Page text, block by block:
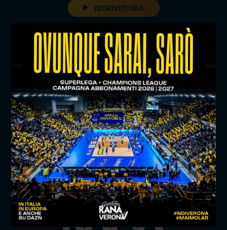
ISCRIVITI ORA
TITLE SPONSOR